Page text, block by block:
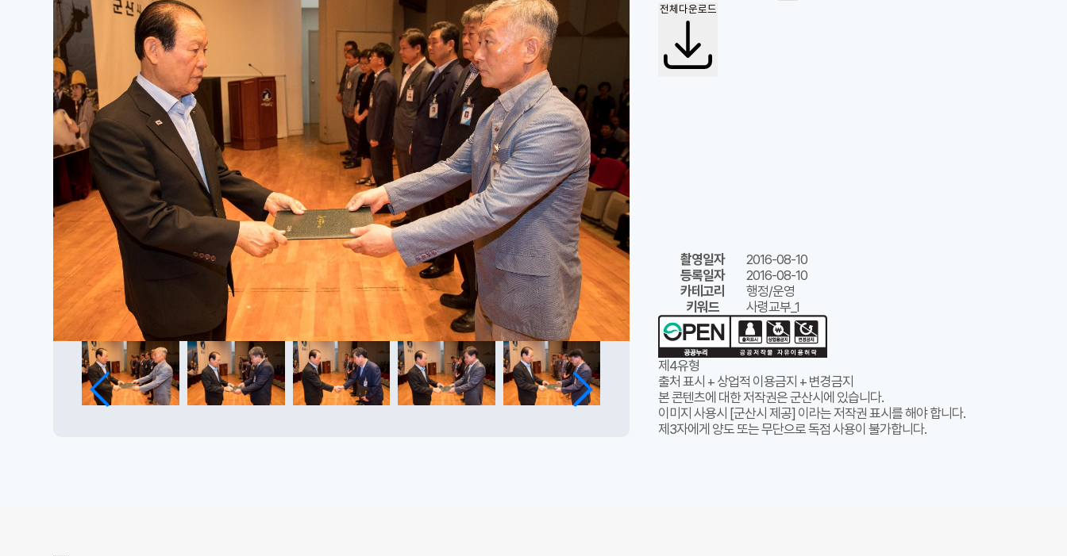
전체다운로드
촬영일자
2016-08-10
등록일자
2016-08-10
카테고리
행정/운영
키워드
사령교부_1
제4유형
출처 표시 + 상업적 이용금지 + 변경금지
본 콘텐츠에 대한 저작권은 군산시에 있습니다.
이미지 사용시 [군산시 제공] 이라는 저작권 표시를 해야 합니다.
제3자에게 양도 또는 무단으로 독점 사용이 불가합니다.